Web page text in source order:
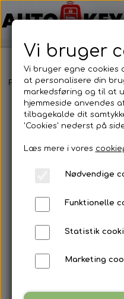
Forside Bilnøgler Jeep
Vi bruger
Vi bruger egne cookies
at personalisere din
markedsføring og til at
hjemmeside anvendes
tilbagekalde dit
'Cookies' nederst på
Læs mere i vores
Nødvendige
Funktionelle
Statistik
Marketing